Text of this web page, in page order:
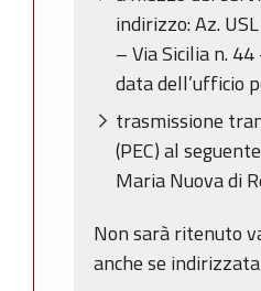
indirizzo: Az.
– Via Sicilia n.
data dell’ufficio
trasmissione
(PEC) al
Maria Nuova di
Non sarà ritenuto
anche se